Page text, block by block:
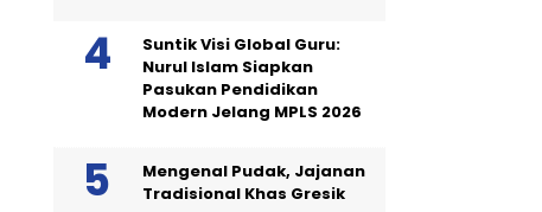
Suntik Visi Global Guru:
Nurul Islam Siapkan
Pasukan Pendidikan
Modern Jelang MPLS 2026
Mengenal Pudak, Jajanan
Tradisional Khas Gresik